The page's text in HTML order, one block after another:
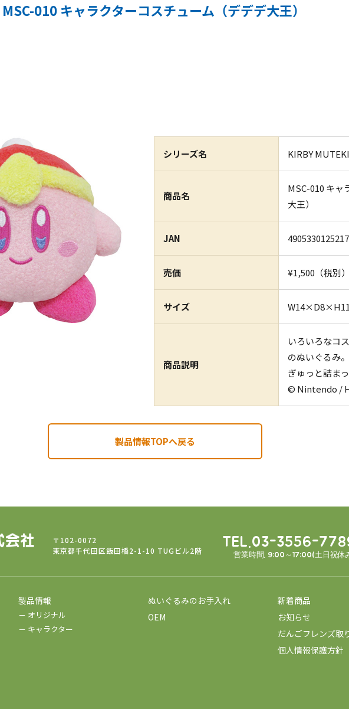
MSC-010 キャラクターコスチューム（デデデ大王）
シリーズ名 KIRBY
商品名
MSC-010 キャ
大王）
JAN 4905330125217
売価 ¥1,500（税別）
サイズ
商品説明
いろいろなコ
のぬいぐるみ
ぎゅっと詰ま
© Nintendo /
製品情報TOPへ戻る
〒102-0072
東京都千代田区飯田橋2-1-10 TUGビル2階
TEL.03-3556-
営業時間. 9:00～17:00(土日祝休
製品情報
－ オリジナル
－ キャラクター
ぬいぐるみのお手入れ
OEM
新着商品
お知らせ
だんごフレンズ取
個人情報保護方針